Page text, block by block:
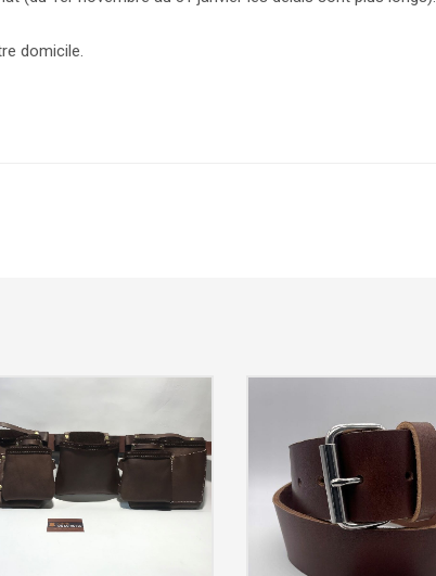
domicile.